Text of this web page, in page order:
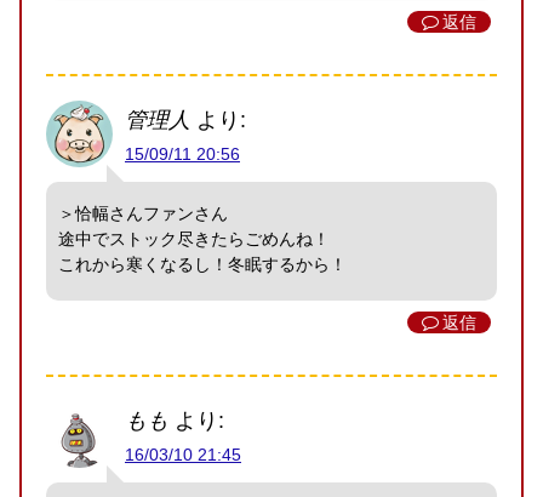
返信
管理人 より:
15/09/11 20:56
＞恰幅さんファンさん
途中でストック尽きたらごめんね！
これから寒くなるし！冬眠するから！
返信
もも より:
16/03/10 21:45